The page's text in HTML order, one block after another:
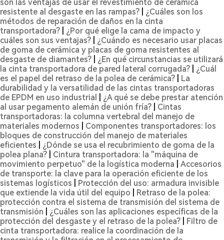
son las ventajas de usar el revestimiento de cerámica
resistente al desgaste en las rampas?
¿Cuáles son los
métodos de reparación de daños en la cinta
transportadora?
¿Por qué elige la cama de impacto y
cuáles son sus ventajas?
¿Cuándo es necesario usar placas
de goma de cerámica y placas de goma resistentes al
desgaste de diamantes?
¿En qué circunstancias se utilizará
la cinta transportadora de pared lateral corrugada?
¿Cuál
es el papel del retraso de la polea de cerámica?
La
durabilidad y la versatilidad de las cintas transportadoras
de EPDM en uso industrial
¿A qué se debe prestar atención
al usar pegamento alemán de unión fría?
Cintas
transportadoras: la columna vertebral del manejo de
materiales modernos
Componentes transportadores: los
bloques de construcción del manejo de materiales
eficientes
¿Dónde se usa el recubrimiento de goma de la
polea plana?
Cintura transportadora: la "máquina de
movimiento perpetuo" de la logística moderna
Accesorios
de transporte: la clave para la operación eficiente de los
sistemas logísticos
Protección del uso: armadura invisible
que extiende la vida útil del equipo
Retraso de la polea:
protección contra el sistema de transmisión del sistema de
transmisión
¿Cuáles son las aplicaciones específicas de la
protección del desgaste y el retraso de la polea?
Filtro de
cinta transportadora: realice la coordinación de la